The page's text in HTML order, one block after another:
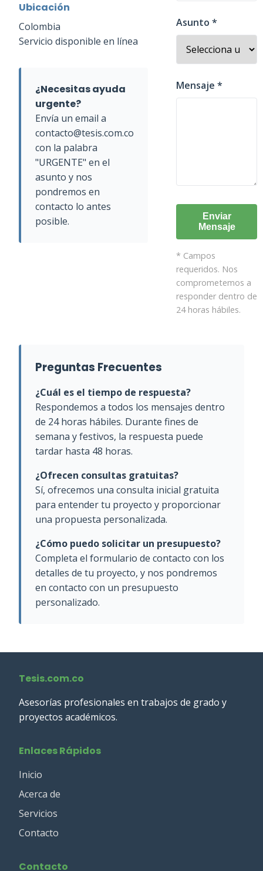
Ubicación
Colombia
Servicio disponible en línea
¿Necesitas ayuda
urgente?
Envía un email a
contacto@tesis.com.co
con la palabra
"URGENTE" en el
asunto y nos
pondremos en
contacto lo antes
posible.
Asunto *
Mensaje *
Enviar
Mensaje
* Campos
requeridos. Nos
comprometemos a
responder dentro de
24 horas hábiles.
Preguntas Frecuentes
¿Cuál es el tiempo de respuesta?
Respondemos a todos los mensajes dentro
de 24 horas hábiles. Durante fines de
semana y festivos, la respuesta puede
tardar hasta 48 horas.
¿Ofrecen consultas gratuitas?
Sí, ofrecemos una consulta inicial gratuita
para entender tu proyecto y proporcionar
una propuesta personalizada.
¿Cómo puedo solicitar un presupuesto?
Completa el formulario de contacto con los
detalles de tu proyecto, y nos pondremos
en contacto con un presupuesto
personalizado.
Tesis.com.co
Asesorías profesionales en trabajos de grado y
proyectos académicos.
Enlaces Rápidos
Inicio
Acerca de
Servicios
Contacto
Contacto